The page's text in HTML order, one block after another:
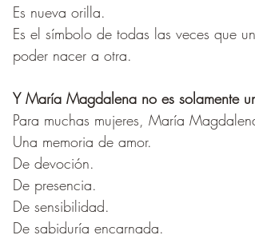
Es nueva orilla.
Es el símbolo de todas las veces que
poder nacer a otra.
Y María Magdalena no es solamente
Para muchas mujeres, María
Una memoria de amor.
De devoción.
De presencia.
De sensibilidad.
De sabiduría encarnada.